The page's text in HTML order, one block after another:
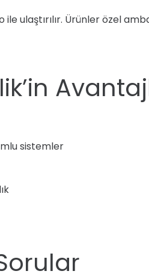
ile ulaştırılır. Ürünler özel
sistemler